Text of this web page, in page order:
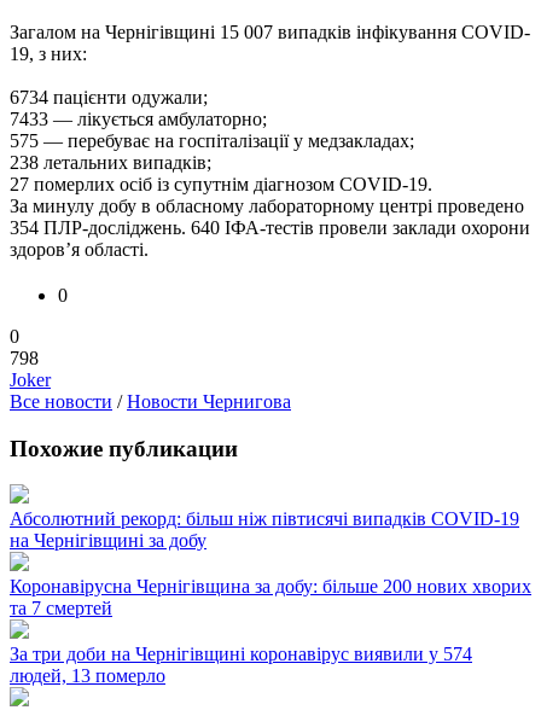
Загалом на Чернігівщині 15 007 випадків інфікування COVID-
19, з них:
6734 пацієнти одужали;
7433 — лікується амбулаторно;
575 — перебуває на госпіталізації у медзакладах;
238 летальних випадків;
27 померлих осіб із супутнім діагнозом COVID-19.
За минулу добу в обласному лабораторному центрі проведено
354 ПЛР-досліджень. 640 ІФА-тестів провели заклади охорони
здоров’я області.
0
0
798
Joker
Все новости /Новости Чернигова
Похожие публикации
Абсолютний рекорд: більш ніж півтисячі випадків COVID-19
на Чернігівщині за добу
Коронавірусна Чернігівщина за добу: більше 200 нових хворих
та 7 смертей
За три доби на Чернігівщині коронавірус виявили у 574
людей, 13 померло